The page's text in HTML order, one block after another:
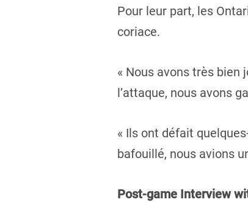
Pour leur part, les
coriace.
« Nous avons très bien
l’attaque, nous avons
« Ils ont défait
bafouillé, nous avions
Post-game Interview